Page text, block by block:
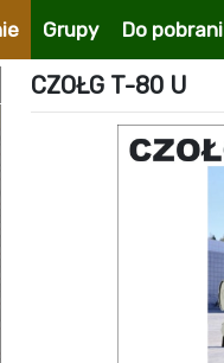
Grupy Do
158 JASSM
S8000
101/102
5 Flamingo
15 MK3
109/RGM-109/
CZOŁG T-80 U